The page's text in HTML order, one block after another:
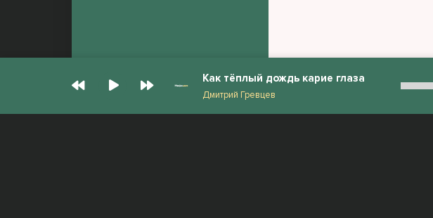
Как тёплый дождь карие глаза
Дмитрий Гревцев